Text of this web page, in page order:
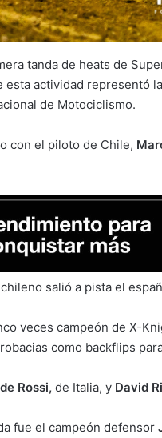
tanda de heats de
esta actividad representó
de Motociclismo.
con el piloto de Chile,
salió a pista el
veces campeón de X-
como backflips
Rossi, de Italia, y David
fue el campeón defensor